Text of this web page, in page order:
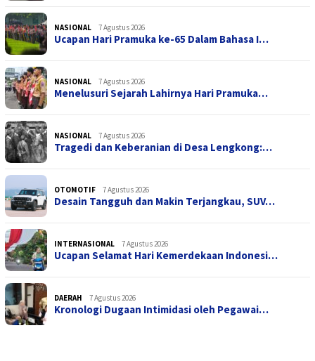
NASIONAL 7 Agustus 2026
Ucapan Hari Pramuka ke-65 Dalam Bahasa I…
NASIONAL 7 Agustus 2026
Menelusuri Sejarah Lahirnya Hari Pramuka…
NASIONAL 7 Agustus 2026
Tragedi dan Keberanian di Desa Lengkong:…
OTOMOTIF 7 Agustus 2026
Desain Tangguh dan Makin Terjangkau, SUV…
INTERNASIONAL 7 Agustus 2026
Ucapan Selamat Hari Kemerdekaan Indonesi…
DAERAH 7 Agustus 2026
Kronologi Dugaan Intimidasi oleh Pegawai…